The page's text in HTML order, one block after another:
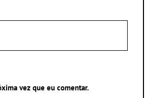
vez que eu comentar.